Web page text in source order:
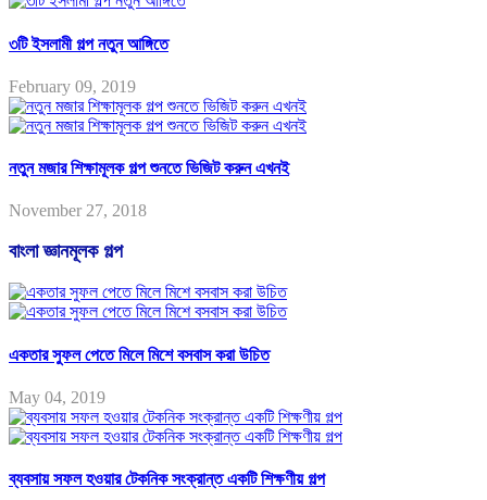
৩টি ইসলামী গল্প নতুন আঙ্গিতে
February 09, 2019
নতুন মজার শিক্ষামূলক গল্প শুনতে ভিজিট করুন এখনই
November 27, 2018
বাংলা জ্ঞানমূলক গল্প
একতার সুফল পেতে মিলে মিশে বসবাস করা উচিত
May 04, 2019
ব্যবসায় সফল হওয়ার টেকনিক সংক্রান্ত একটি শিক্ষণীয় গল্প